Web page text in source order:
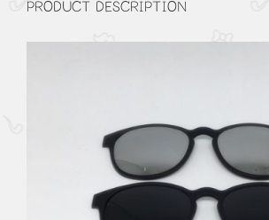
PRODUCT DESCRIPTION